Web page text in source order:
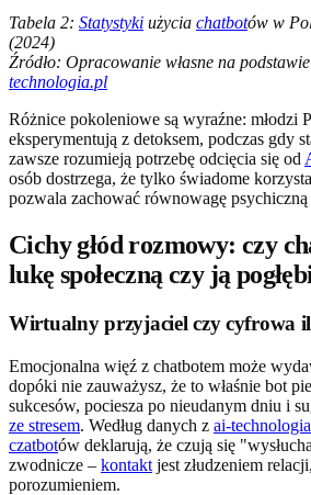
Tabela 2: Statystyki użycia chatbotów w
(2024)
Źródło: Opracowanie własne na podstawie
technologia.pl
Różnice pokoleniowe są wyraźne: młodzi
eksperymentują z detoksem, podczas gdy
zawsze rozumieją potrzebę odcięcia się od
osób dostrzega, że tylko świadome
pozwala zachować równowagę
Cichy głód rozmowy: czy
lukę społeczną czy ją
Wirtualny przyjaciel czy cyfrowa
Emocjonalna więź z chatbotem może
dopóki nie zauważysz, że to właśnie bot
sukcesów, pociesza po nieudanym dniu i
ze stresem. Według danych z ai-
czatbotów deklarują, że czują się
zwodnicze – kontakt jest złudzeniem
porozumieniem.